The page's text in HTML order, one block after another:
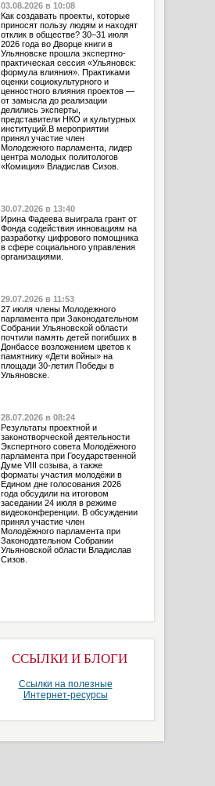
03.08.2026 в 10:08
Как создавать проекты, которые
приносят пользу людям и находят
отклик в обществе? 30–31 июля
2026 года во Дворце книги в
Ульяновске прошла экспертно-
практическая сессия «Ульяновск:
формула влияния». Практиками
оценки социокультурного и
ценностного влияния проектов —
от замысла до реализации
делились эксперты,
представители НКО и культурных
институций.В мероприятии
принял участие член
Молодежного парламента, лидер
центра молодых политологов
«Комиция» Владислав Сизов.
30.07.2026 в 13:40
Ирина Фадеева выиграла грант от
Фонда содействия инновациям на
разработку цифрового помощника
в сфере социального управления
организациями.
29.07.2026 в 11:53
27 июля члены Молодежного
парламента при Законодательном
Собрании Ульяновской области
почтили память детей погибших в
Донбассе возложением цветов к
памятнику «Дети войны» на
площади 30-летия Победы в
Ульяновске.
28.07.2026 в 08:24
Результаты проектной и
законотворческой деятельности
Экспертного совета Молодёжного
парламента при Государственной
Думе VIII созыва, а также
форматы участия молодёжи в
Едином дне голосования 2026
года обсудили на итоговом
заседании 24 июля в режиме
видеоконференции. В обсуждении
принял участие член
Молодёжного парламента при
Законодательном Собрании
Ульяновской области Владислав
Сизов.
ССЫЛКИ И БЛОГИ
Ссылки на полезные
Интернет-ресурсы